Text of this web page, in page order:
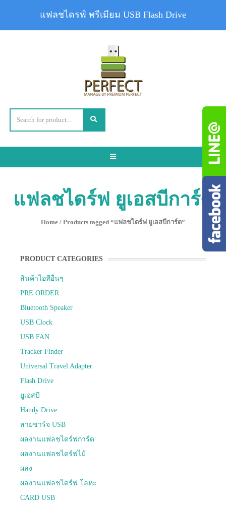
Toggle
แฟลชไดร์ฟ ยูเอสบีการ์ด
Home / Products tagged “แฟลชไดร์ฟ ยูเอสบีการ์ด”
PRODUCT CATEGORIES
สินค้าไอทีอื่นๆ
PRE ORDER
Bluetooth Speaker
USB Clock
USB FAN
Tracker Finder
Universal Travel Adapter
Flash Drive
ยูเอสบี
Handy Drive
สายชาร์จ USB
ผลงานแฟลชไดร์ฟการ์ด
ผลงานแฟลชไดร์ฟไม้
ผลง
ผลงานแฟลชไดร์ฟ โลหะ
CARD USB
แฟลชไดรฟ์ พรีเมียม USB Flash Drive